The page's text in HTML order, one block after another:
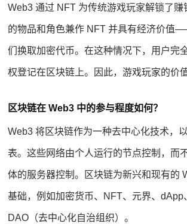
Web3 通过 NFT 为传统游戏玩家解锁了赚
的物品和角色兼作 NFT 并具有经济价值
们换取加密代币。在这种情况下，用户完
权登记在区块链上。因此，游戏玩家的价
区块链在 Web3 中的参与程度如何？
Web3 将区块链作为一种去中心化技术，
表。这些网络由个人运行的节点控制，而
体的服务器控制。区块链为新兴和现有的
基础，例如加密货币、NFT、元界、dApp
DAO（去中心化自治组织）。